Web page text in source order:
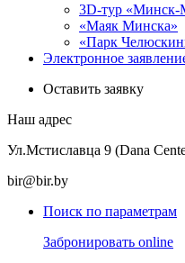
3D-тур «Минск-
«Маяк Минска»
«Парк
Электронное
Оставить заявку
Наш адрес
Ул.Мстиславца 9 (Dana
bir@bir.by
Поиск по параметрам
Забронировать online